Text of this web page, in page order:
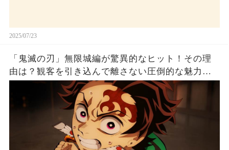
2025/07/23
「鬼滅の刃」無限城編が驚異的なヒット！その理
由は？観客を引き込んで離さない圧倒的な魅力と